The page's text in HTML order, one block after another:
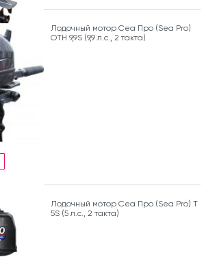
Лодочный мотор Сеа Про (Sea Pro)
OTH 9,9S (9,9 л.с., 2 такта)
Лодочный мотор Сеа Про (Sea Pro) Т
5S (5 л.с., 2 такта)